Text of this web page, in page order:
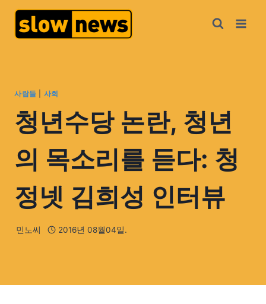
사람들 사회
청년수당 논란, 청년
의 목소리를 듣다: 청
정넷 김희성 인터뷰
민노씨 2016년 08월04일.